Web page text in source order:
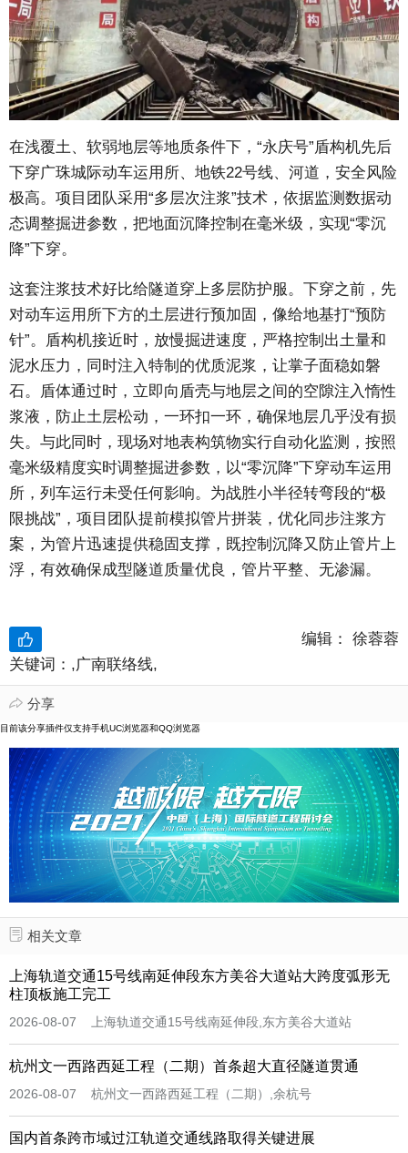
在浅覆土、软弱地层等地质条件下，“永庆号”盾构机先后
下穿广珠城际动车运用所、地铁22号线、河道，安全风险
极高。项目团队采用“多层次注浆”技术，依据监测数据动
态调整掘进参数，把地面沉降控制在毫米级，实现“零沉
降”下穿。
这套注浆技术好比给隧道穿上多层防护服。下穿之前，先
对动车运用所下方的土层进行预加固，像给地基打“预防
针”。盾构机接近时，放慢掘进速度，严格控制出土量和
泥水压力，同时注入特制的优质泥浆，让掌子面稳如磐
石。盾体通过时，立即向盾壳与地层之间的空隙注入惰性
浆液，防止土层松动，一环扣一环，确保地层几乎没有损
失。与此同时，现场对地表构筑物实行自动化监测，按照
毫米级精度实时调整掘进参数，以“零沉降”下穿动车运用
所，列车运行未受任何影响。为战胜小半径转弯段的“极
限挑战”，项目团队提前模拟管片拼装，优化同步注浆方
案，为管片迅速提供稳固支撑，既控制沉降又防止管片上
浮，有效确保成型隧道质量优良，管片平整、无渗漏。
编辑： 徐蓉蓉
关键词： ,广南联络线,
 分享
目前该分享插件仅支持手机UC浏览器和QQ浏览器
 相关文章
上海轨道交通15号线南延伸段东方美谷大道站大跨度弧形无
柱顶板施工完工
2026-08-07 上海轨道交通15号线南延伸段,东方美谷大道站
杭州文一西路西延工程（二期）首条超大直径隧道贯通
2026-08-07 杭州文一西路西延工程（二期）,余杭号
国内首条跨市域过江轨道交通线路取得关键进展